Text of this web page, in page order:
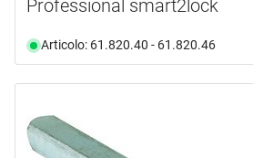
Professional smart2lock
Articolo: 61.820.40 - 61.820.46